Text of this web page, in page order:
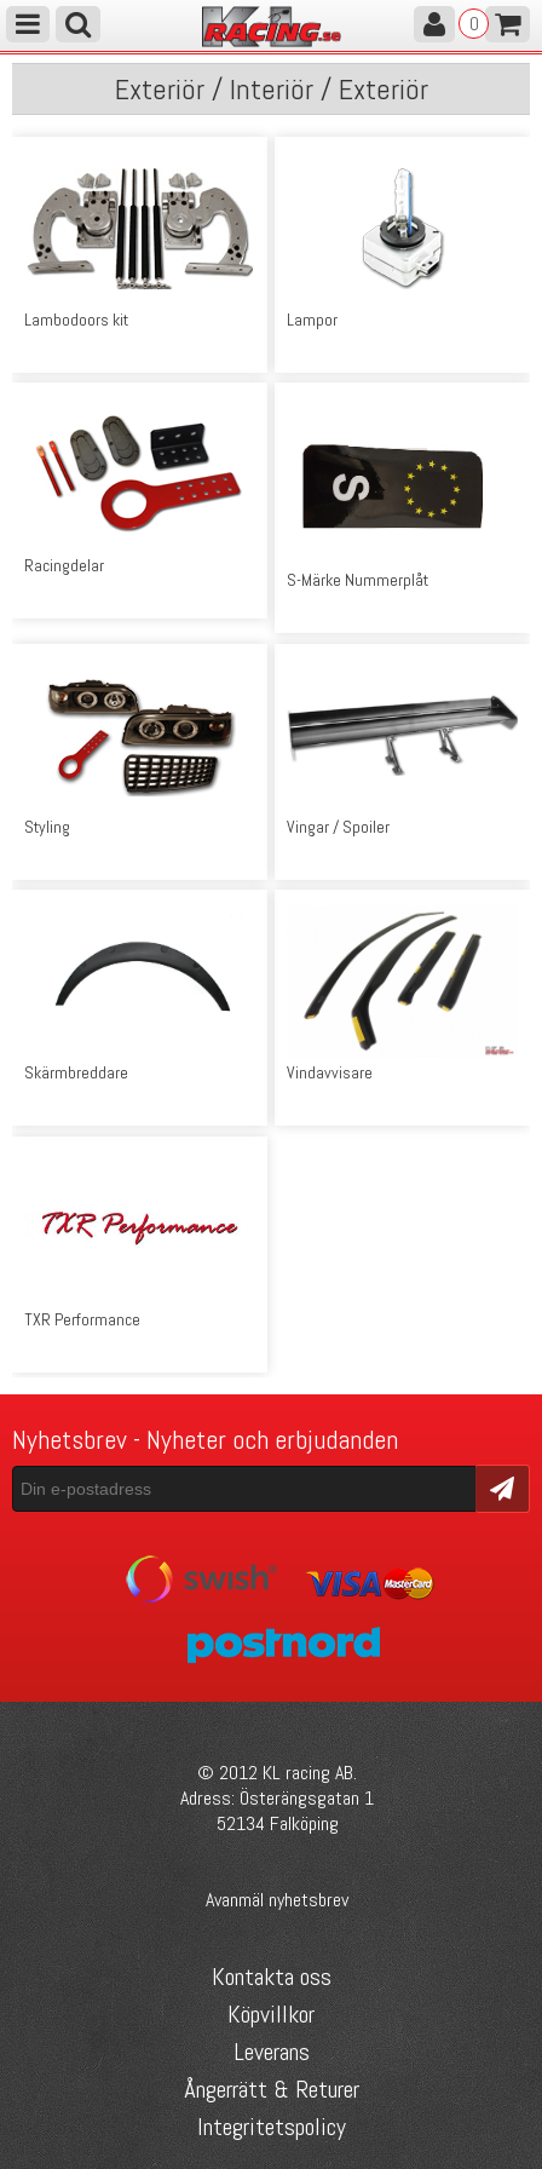
0
Exteriör / Interiör / Exteriör
Lambodoors kit Lampor
Racingdelar
S-Märke Nummerplåt
Styling Vingar / Spoiler
Skärmbreddare Vindavvisare
TXR Performance
Nyhetsbrev - Nyheter och erbjudanden
Skicka
© 2012 KL racing AB.
Adress: Österängsgatan 1
52134 Falköping
Avanmäl nyhetsbrev
Kontakta oss
Köpvillkor
Leverans
Ångerrätt & Returer
Integritetspolicy